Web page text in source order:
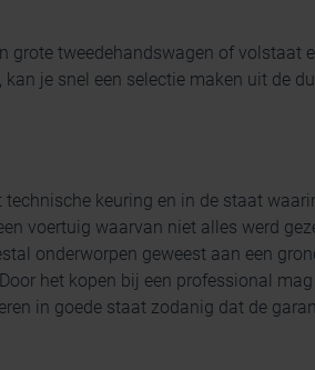
grote tweedehandswagen of volstaat
je snel een selectie maken uit de
keuring en in de staat
voertuig waarvan niet alles werd
onderworpen geweest aan een
het kopen bij een professional
in goede staat zodanig dat de